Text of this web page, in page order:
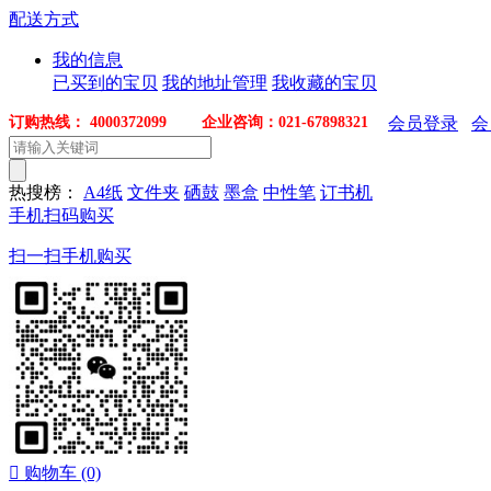
配送方式
我的信息
已买到的宝贝 我的地址管理 我收藏的宝贝
订购热线： 4000372099 企业咨询：021-67898321 会员登录
热搜榜： A4纸 文件夹 硒鼓 墨盒 中性笔 订书机
手机扫码购买
扫一扫手机购买
 购物车 (0)